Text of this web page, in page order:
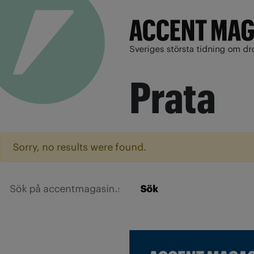
Sveriges största tidning om
Prata
Sorry, no results were found.
Sök